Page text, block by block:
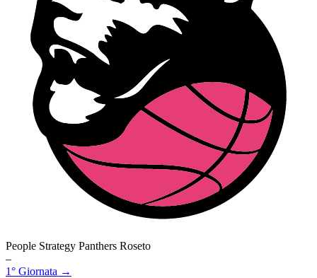
People Strategy Panthers Roseto
–
1° Giornata →